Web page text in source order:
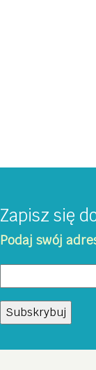
Zapisz się
Podaj swój